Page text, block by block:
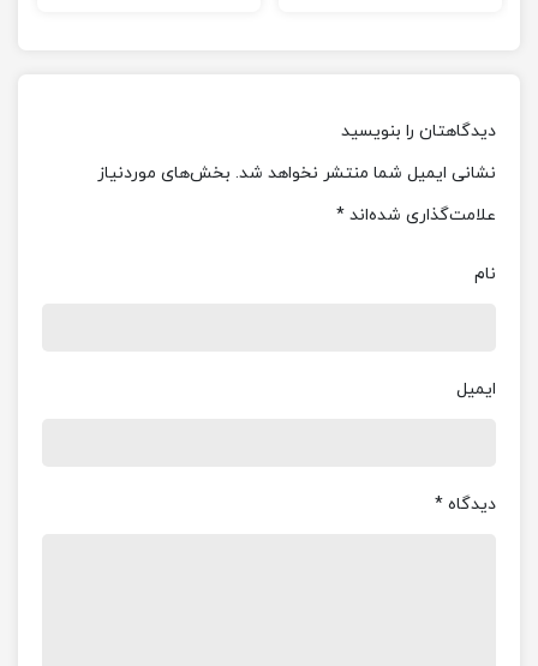
دیدگاهتان را بنویسید
نشانی ایمیل شما منتشر نخواهد شد. بخش‌های موردنیاز
علامت‌گذاری شده‌اند *
نام
ایمیل
دیدگاه *